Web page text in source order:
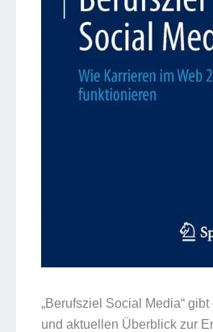
„Berufsziel Social Media“
und aktuellen Überblick zur